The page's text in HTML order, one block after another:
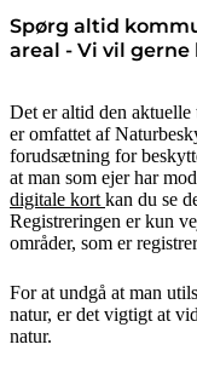
Spørg altid
areal - Vi vil
Det er altid den
er omfattet af
forudsætning for
at man som ejer har
digitale kort kan du se
Registreringen er kun
områder, som er
For at undgå at man
natur, er det vigtigt at
natur.